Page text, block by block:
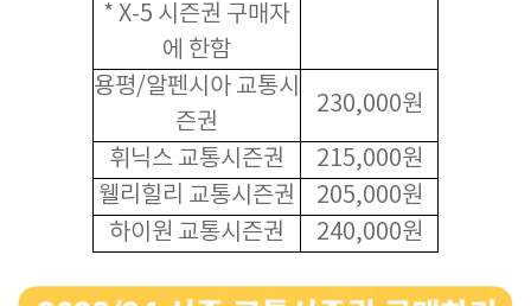
* X-5 시즌권 구매자
에 한함
용평/알펜시아 교통시
즌권
230,000원
휘닉스 교통시즌권
215,000원
웰리힐리 교통시즌권
205,000원
하이원 교통시즌권
240,000원